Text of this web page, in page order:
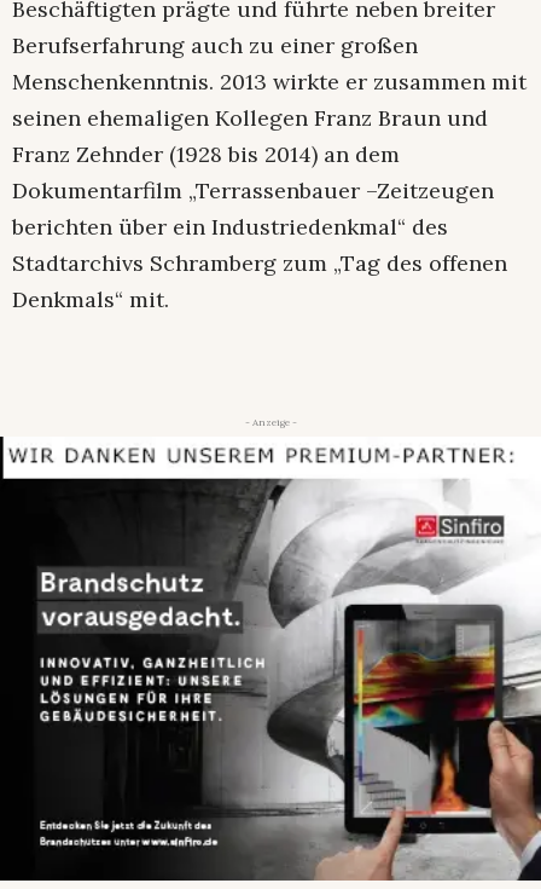
Beschäftigten prägte und führte neben breiter
Berufserfahrung auch zu einer großen
Menschenkenntnis. 2013 wirkte er zusammen mit
seinen ehemaligen Kollegen Franz Braun und
Franz Zehnder (1928 bis 2014) an dem
Dokumentarfilm „Terrassenbauer –Zeitzeugen
berichten über ein Industriedenkmal“ des
Stadtarchivs Schramberg zum „Tag des offenen
Denkmals“ mit.
- Anzeige -